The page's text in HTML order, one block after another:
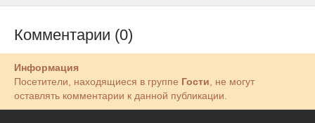
Комментарии (0)
Информация
Посетители, находящиеся в группе Гости, не могут
оставлять комментарии к данной публикации.